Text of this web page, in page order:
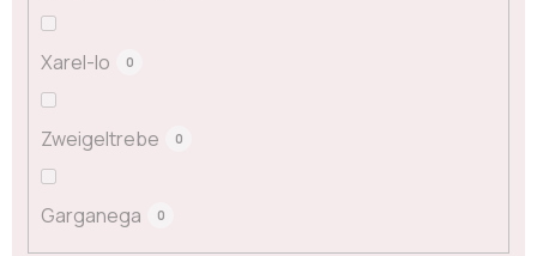
Xarel-lo 0
Zweigeltrebe 0
Garganega 0